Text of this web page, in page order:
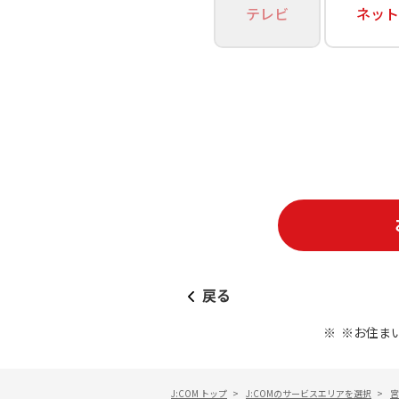
その他サービス
あなたにピッタリのプランがすぐわかる
料金シミュレーション
テレビ ネット
戻る
※お住ま
J:COM トップ > J:COMのサービスエリアを選択 >